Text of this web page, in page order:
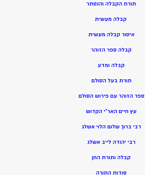
תורת הקבלה והנסתר
קבלה מעשית
איסור קבלה מעשית
קבלה ספר הזוהר
קבלה ומדע
תורת בעל הסולם
ספר הזוהר עם פירוש הסולם
עץ חיים האר”י הקדוש
רבי ברוך שלום הלוי אשלג
רבי יהודה לייב אשלג
קבלה ותורת החן
סודות התורה